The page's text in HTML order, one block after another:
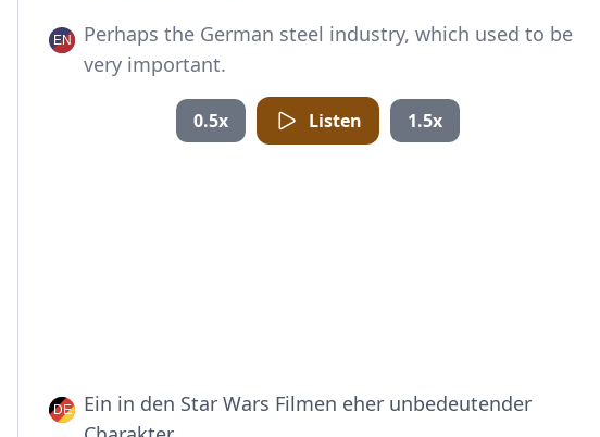
Perhaps the German steel industry, which used to be
very important.
0.5x Listen 1.5x
Ein in den Star Wars Filmen eher unbedeutender